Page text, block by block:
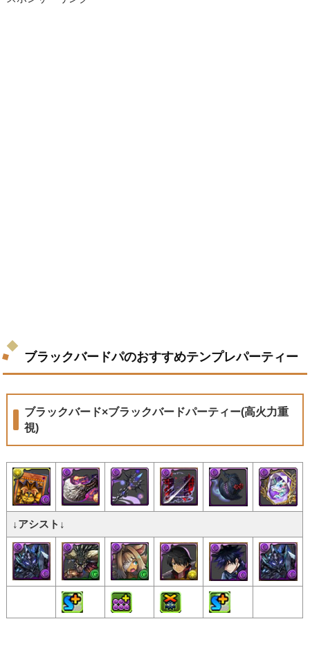
ブラックバードパのおすすめテンプレパーティー
ブラックバード×ブラックバードパーティー(高火力重
視)
↓アシスト↓